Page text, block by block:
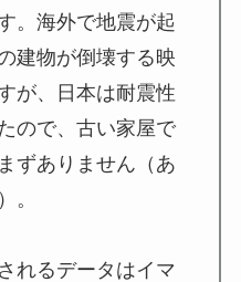
。海外で地震が起
建物が倒壊する映
が、日本は耐震性
ので、古い家屋で
ずありません（あ
。
れるデータはイマ